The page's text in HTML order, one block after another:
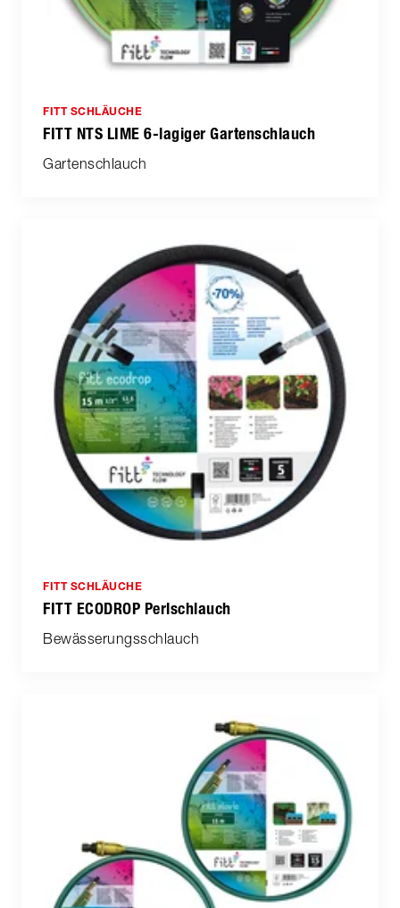
FITT SCHLÄUCHE
FITT NTS LIME 6-lagiger Gartenschlauch
Gartenschlauch
FITT SCHLÄUCHE
FITT ECODROP Perlschlauch
Bewässerungsschlauch